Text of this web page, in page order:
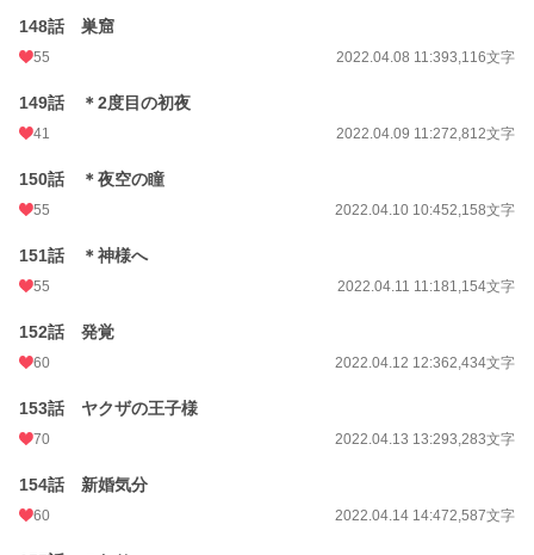
148話 巣窟
55 2022.04.08 11:393,116文字
149話 ＊2度目の初夜
41 2022.04.09 11:272,812文字
150話 ＊夜空の瞳
55 2022.04.10 10:452,158文字
151話 ＊神様へ
55 2022.04.11 11:181,154文字
152話 発覚
60 2022.04.12 12:362,434文字
153話 ヤクザの王子様
70 2022.04.13 13:293,283文字
154話 新婚気分
60 2022.04.14 14:472,587文字